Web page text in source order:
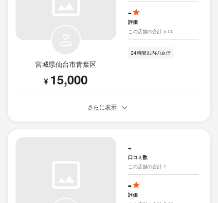
宮城県仙台市青葉区
¥ 15,000
-
評価
この店舗の合計 5.00
24時間以内の返信
さらに表示
-
口コミ数
この店舗の合計 1
-
評価